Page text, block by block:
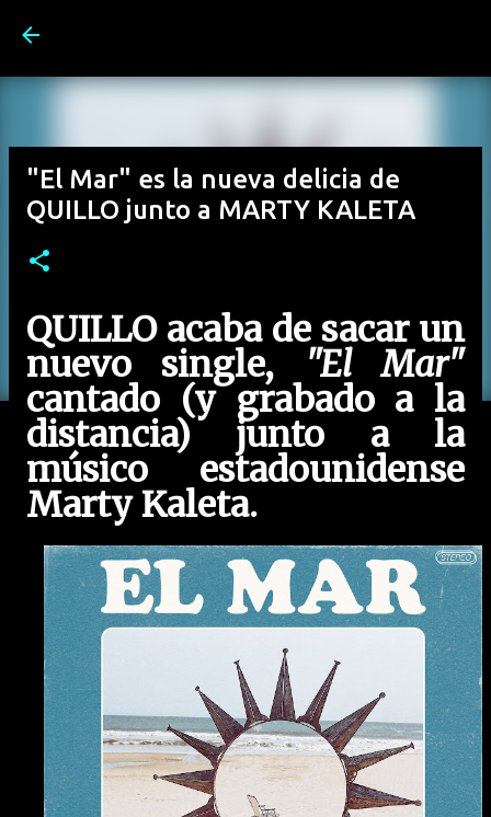
"El Mar" es la nueva delicia de
QUILLO junto a MARTY KALETA
QUILLO acaba de sacar un
nuevo single,
"El Mar"
cantado (y grabado a la
distancia) junto a la
músico estadounidense
Marty Kaleta.